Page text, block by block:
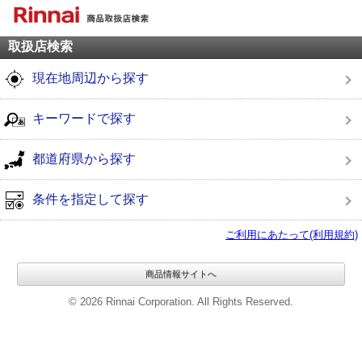
取扱店検索
現在地周辺から探す
キーワードで探す
都道府県から探す
条件を指定して探す
ご利用にあたって(利用規約)
商品情報サイトへ
© 2026 Rinnai Corporation. All Rights Reserved.